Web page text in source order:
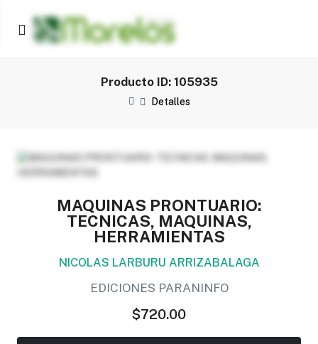
Producto ID: 105935
Detalles
MAQUINAS PRONTUARIO:
TECNICAS, MAQUINAS,
HERRAMIENTAS
NICOLAS LARBURU ARRIZABALAGA
EDICIONES PARANINFO
$720.00